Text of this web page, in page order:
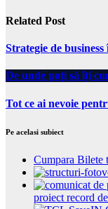
Related Post
Strategie de
De unde poți să îți
Tot ce ai nevoie
Pe acelasi subiect
Cumpara
proiect record